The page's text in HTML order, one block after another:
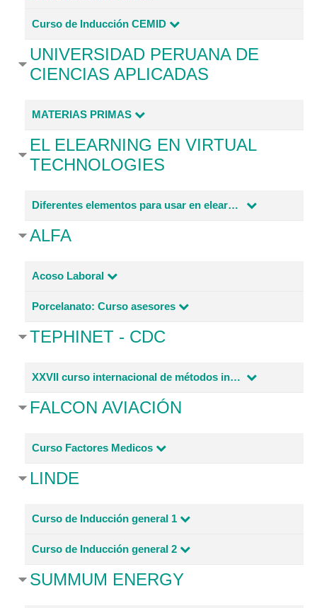
Curso de Inducción CEMID
UNIVERSIDAD PERUANA DE
CIENCIAS APLICADAS
MATERIAS PRIMAS
EL ELEARNING EN VIRTUAL
TECHNOLOGIES
Diferentes elementos para usar en elearning con potencial
ALFA
Acoso Laboral
Porcelanato: Curso asesores
TEPHINET - CDC
XXVII curso internacional de métodos intermedios en epidemiología y vigilancia en salud pública
FALCON AVIACIÓN
Curso Factores Medicos
LINDE
Curso de Inducción general 1
Curso de Inducción general 2
SUMMUM ENERGY